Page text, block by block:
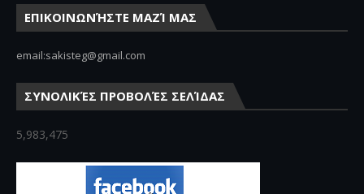
ΕΠΙΚΟΙΝΩΝΉΣΤΕ ΜΑΖΊ ΜΑΣ
email:sakisteg@gmail.com
ΣΥΝΟΛΙΚΈΣ ΠΡΟΒΟΛΈΣ ΣΕΛΊΔΑΣ
5,983,475